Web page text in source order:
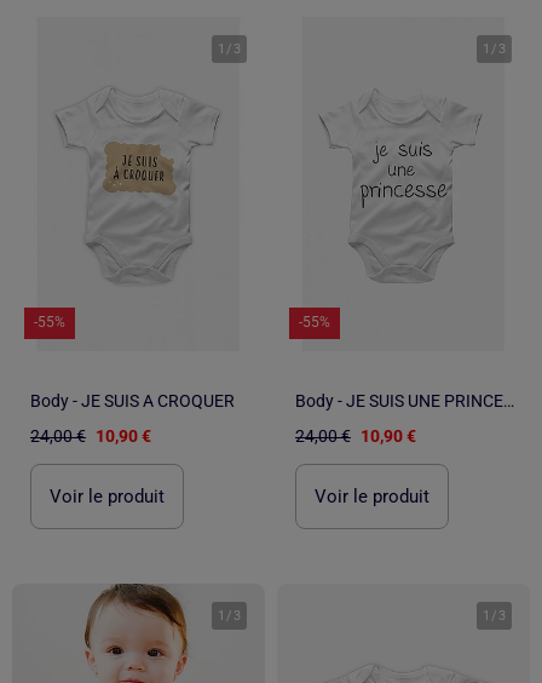
1 / 3
-55%
Body - JE SUIS A CROQUER
24,00 € 10,90 €
Voir le produit
1 / 3
-55%
Body - JE SUIS UNE PRINCESSE
24,00 € 10,90 €
Voir le produit
1 / 3 1 / 3